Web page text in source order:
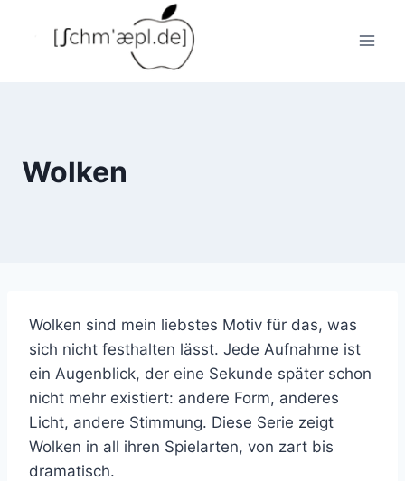
Wolken
Wolken sind mein liebstes Motiv für das, was
sich nicht festhalten lässt. Jede Aufnahme ist
ein Augenblick, der eine Sekunde später schon
nicht mehr existiert: andere Form, anderes
Licht, andere Stimmung. Diese Serie zeigt
Wolken in all ihren Spielarten, von zart bis
dramatisch.